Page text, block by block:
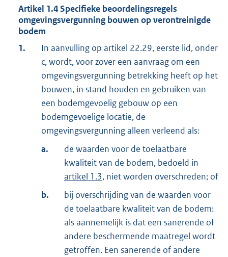
Artikel 1.4Specifieke beoordelingsregels
omgevingsvergunning bouwen op verontreinigde
bodem
1.
In aanvulling op artikel 22.29, eerste lid, onder
c, wordt, voor zover een aanvraag om een
omgevingsvergunning betrekking heeft op het
bouwen, in stand houden en gebruiken van
een bodemgevoelig gebouw op een
bodemgevoelige locatie, de
omgevingsvergunning alleen verleend als:
a.
de waarden voor de toelaatbare
kwaliteit van de bodem, bedoeld in
artikel 1.3, niet worden overschreden; of
b.
bij overschrijding van de waarden voor
de toelaatbare kwaliteit van de bodem:
als aannemelijk is dat een sanerende of
andere beschermende maatregel wordt
getroffen. Een sanerende of andere